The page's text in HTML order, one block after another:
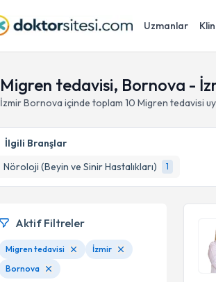
Uzmanlar
Migren tedavisi, Bornova -
İzmirBornova içinde toplam 10 Migren tedavisi
İlgili Branşlar
Nöroloji (Beyin ve Sinir Hastalıkları)
1
Aktif Filtreler
Migren tedavisi
İzmir
Bornova